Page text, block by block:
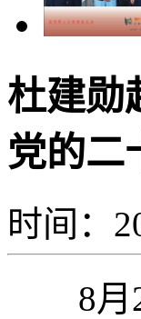
杜建勋
党的二
时间：
8月22